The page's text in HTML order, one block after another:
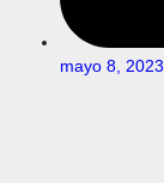
mayo 8, 2023